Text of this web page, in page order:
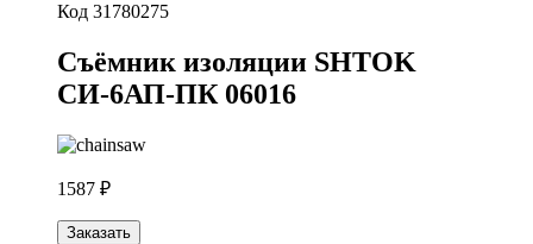
Код 31780275
Съёмник изоляции SHTOK
СИ-6АП-ПК 06016
1587 ₽
Заказать